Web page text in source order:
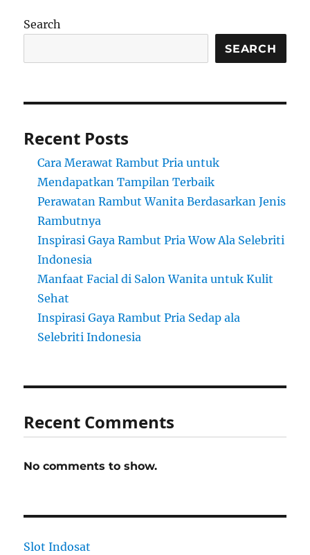
Search
SEARCH
Recent Posts
Cara Merawat Rambut Pria untuk
Mendapatkan Tampilan Terbaik
Perawatan Rambut Wanita Berdasarkan Jenis
Rambutnya
Inspirasi Gaya Rambut Pria Wow Ala Selebriti
Indonesia
Manfaat Facial di Salon Wanita untuk Kulit
Sehat
Inspirasi Gaya Rambut Pria Sedap ala
Selebriti Indonesia
Recent Comments
No comments to show.
Slot Indosat